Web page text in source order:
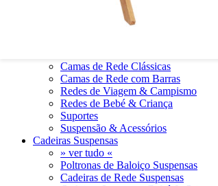
Camas de Rede Clássicas
Camas de Rede com Barras
Redes de Viagem & Campismo
Redes de Bebé & Criança
Suportes
Suspensão & Acessórios
Cadeiras Suspensas
» ver tudo «
Poltronas de Baloiço Suspensas
Cadeiras de Rede Suspensas